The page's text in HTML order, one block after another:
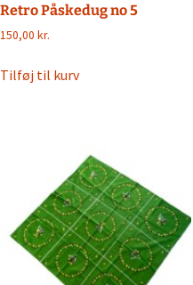
Retro Påskedug no 5
150,00 kr.
Tilføj til kurv